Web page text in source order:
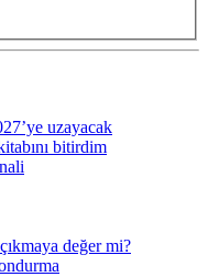
uzayacak
bitirdim
değer mi?